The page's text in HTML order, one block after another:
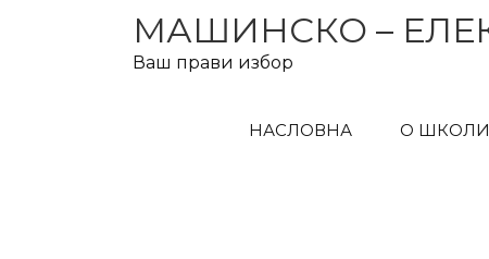
МАШИНСКО –
Ваш прави избор
НАСЛОВНА О ШКОЛИ